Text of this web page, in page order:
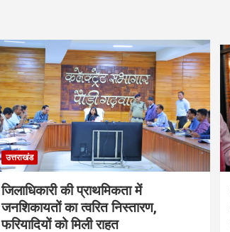
उत्तराखंड
जिलाधिकारी की प्राथमिकता में
जनशिकायतों का त्वरित निस्तारण,
फरियादियों को मिली राहत